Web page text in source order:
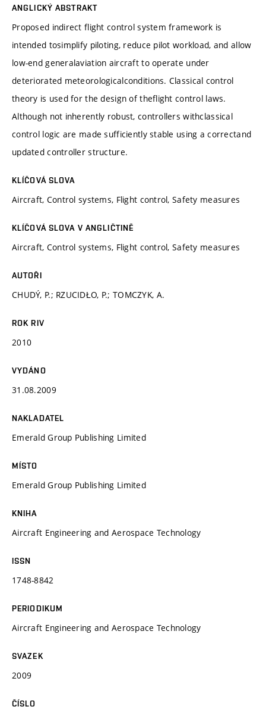
ANGLICKÝ ABSTRAKT
Proposed indirect flight control system framework is
intended tosimplify piloting, reduce pilot workload, and allow
low-end generalaviation aircraft to operate under
deteriorated meteorologicalconditions. Classical control
theory is used for the design of theflight control laws.
Although not inherently robust, controllers withclassical
control logic are made sufficiently stable using a correctand
updated controller structure.
KLÍČOVÁ SLOVA
Aircraft, Control systems, Flight control, Safety measures
KLÍČOVÁ SLOVA V ANGLIČTINĚ
Aircraft, Control systems, Flight control, Safety measures
AUTOŘI
CHUDÝ, P.; RZUCIDŁO, P.; TOMCZYK, A.
ROK RIV
2010
VYDÁNO
31.08.2009
NAKLADATEL
Emerald Group Publishing Limited
MÍSTO
Emerald Group Publishing Limited
KNIHA
Aircraft Engineering and Aerospace Technology
ISSN
1748-8842
PERIODIKUM
Aircraft Engineering and Aerospace Technology
SVAZEK
2009
ČÍSLO